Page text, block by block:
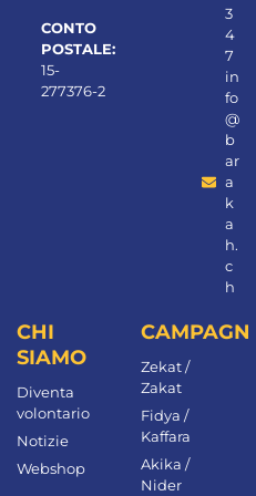
CONTO
POSTALE:
15-
277376-2
3
4
7
in
fo
@
b
ar
a
k
a
h.
c
h
CHI
SIAMO
Diventa
volontario
Notizie
Webshop
CAMPAGNE
Zekat /
Zakat
Fidya /
Kaffara
Akika /
Nider